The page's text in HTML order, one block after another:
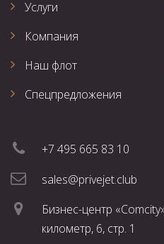
Услуги
Компания
Наш флот
Спецпредложения
+7 495 665 83 10
sales@privejet.club
Бизнес-центр
километр, 6, стр. 1